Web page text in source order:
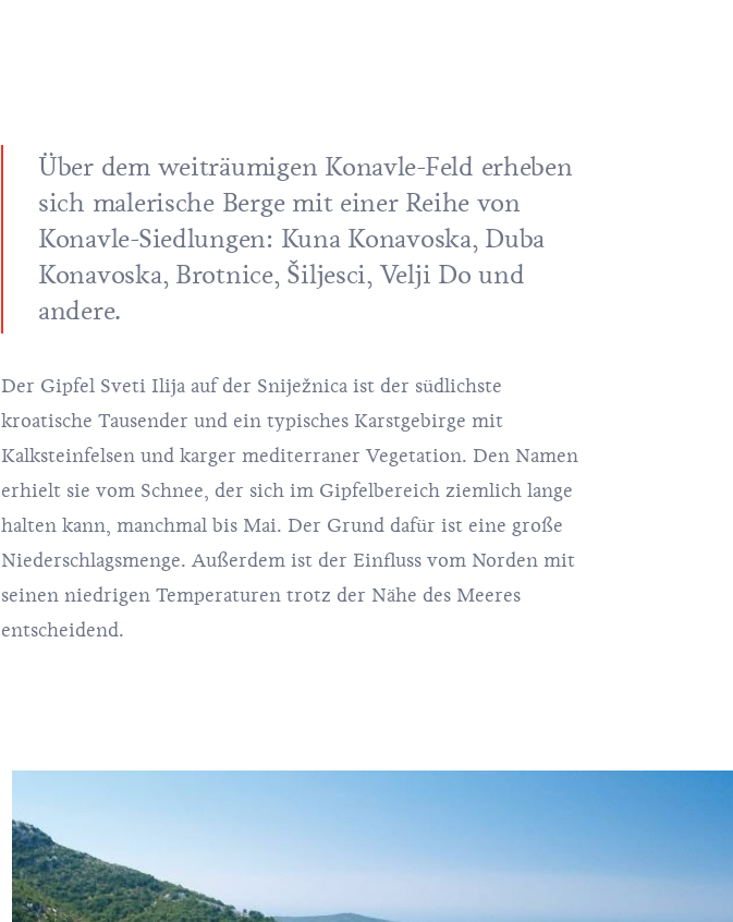
Über dem weiträumigen Konavle-Feld erheben
sich malerische Berge mit einer Reihe von
Konavle-Siedlungen: Kuna Konavoska, Duba
Konavoska, Brotnice, Šiljesci, Velji Do und
andere.
Der Gipfel Sveti Ilija auf der Sniježnica ist der südlichste
kroatische Tausender und ein typisches Karstgebirge mit
Kalksteinfelsen und karger mediterraner Vegetation. Den Namen
erhielt sie vom Schnee, der sich im Gipfelbereich ziemlich lange
halten kann, manchmal bis Mai. Der Grund dafür ist eine große
Niederschlagsmenge. Außerdem ist der Einfluss vom Norden mit
seinen niedrigen Temperaturen trotz der Nähe des Meeres
entscheidend.